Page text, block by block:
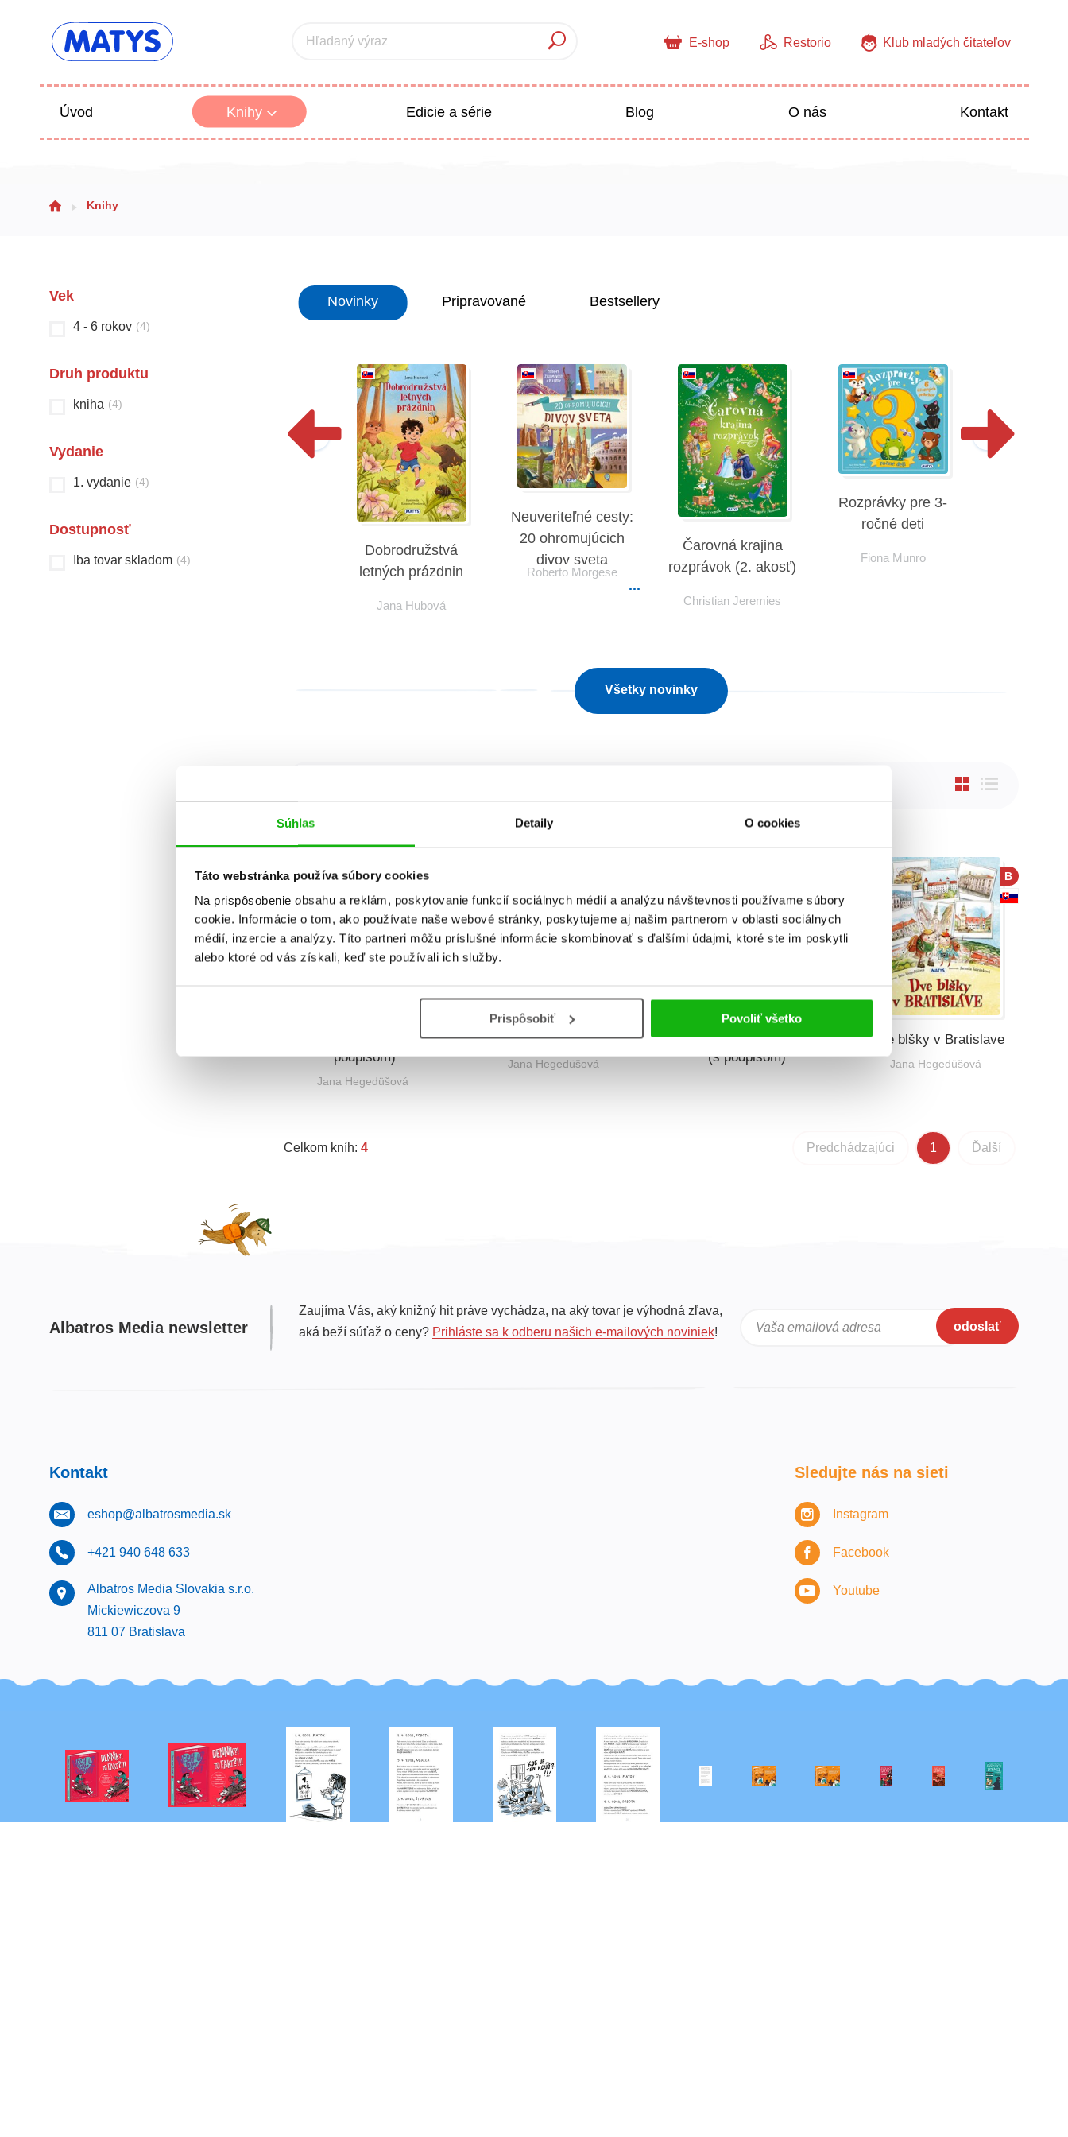
Súhlas Detaily O cookies
Táto webstránka používa súbory cookies
Na prispôsobenie obsahu a reklám, poskytovanie funkcií sociálnych médií a analýzu návštevnosti používame súbory
cookie. Informácie o tom, ako používate naše webové stránky, poskytujeme aj našim partnerom v oblasti sociálnych
médií, inzercie a analýzy. Títo partneri môžu príslušné informácie skombinovať s ďalšími údajmi, ktoré ste im poskytli
alebo ktoré od vás získali, keď ste používali ich služby.
Prispôsobiť Povoliť všetko
Hľadaný výraz E-shop Restorio Klub mladých čitateľov
Úvod Knihy Edicie a série Blog O nás Kontakt
Knihy
Vek
4 - 6 rokov (4)
Druh produktu
kniha (4)
Vydanie
1. vydanie (4)
Dostupnosť
Iba tovar skladom (4)
Novinky Pripravované Bestsellery
a iné školoviny
Dobrodružstvá
letných prázdnin
Jana Hubová
Neuveriteľné cesty:
20 ohromujúcich
divov sveta
Roberto Morgese
Čarovná krajina
rozprávok (2. akosť)
Christian Jeremies
Rozprávky pre 3-
ročné deti
Fiona Munro
Všetky novinky
Dve blšky v Tatrách (s
podpisom)
Jana Hegedüšová
Dve blšky v Tatrách
Jana Hegedüšová
Dve blšky v Bratislave
(s podpisom)
B
Dve blšky v Bratislave
Jana Hegedüšová
Celkom kníh: 4 Predchádzajúci 1 Ďalší
Albatros Media newsletter
Zaujíma Vás, aký knižný hit práve vychádza, na aký tovar je výhodná zľava,
aká beží súťaž o ceny? Prihláste sa k odberu našich e-mailových noviniek! Vaša emailová adresa odoslať
Kontakt
eshop@albatrosmedia.sk
+421 940 648 633
Albatros Media Slovakia s.r.o.
Mickiewiczova 9
811 07 Bratislava
Sledujte nás na sieti
Instagram
Facebook
Youtube